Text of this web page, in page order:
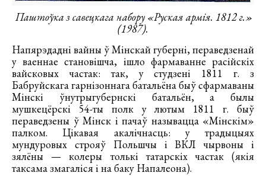
Паштоўка з савецкага набору «Руская армія. 1812 г.»
(1987).
Напярэдадні вайны ў Мінскай губерні, пераведзенай
у ваеннае становішча, ішло фармаванне расійскіх
вайсковых частак: так, у студзені 1811 г. з
Бабруйскага гарнізоннага батальёна быў сфармаваны
Мінскі ўнутрыгубернскі батальён, а былы
мушкецёрскі 54-ты полк у лютым 1811 г. быў
пераведзены ў Мінск і пачаў называцца «Мінскім»
палком. Цікавая акалічнасць: у традыцыях
мундуровых строяў Польшчы і ВКЛ чырвоны і
зялёны — колеры толькі татарскіх частак (якія
таксама змагаліся і на баку Напалеона).